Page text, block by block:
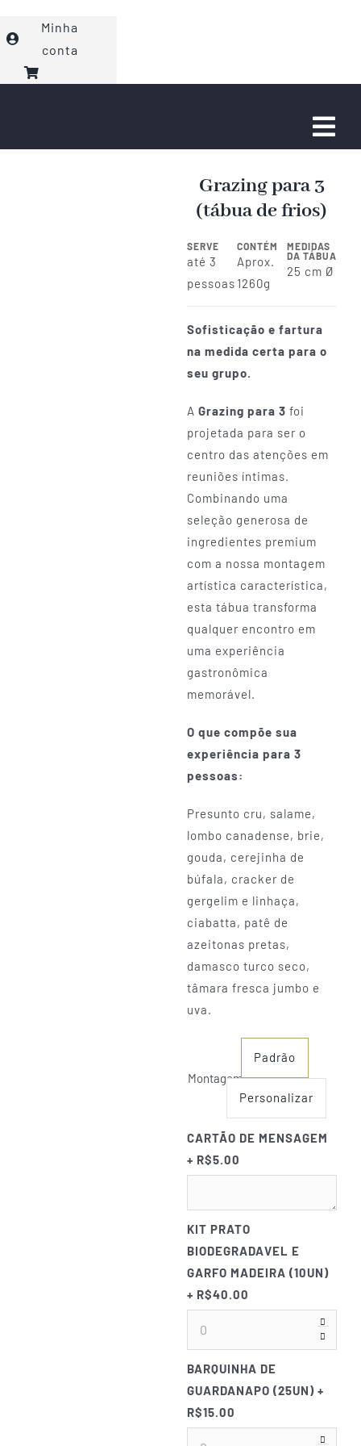
para
conteúdo
Minha
conta
Grazing para 3
(tábua de frios)
SERVE
até 3
pessoas
CONTÉM
Aprox.
1260g
MEDIDAS
DA TÁBUA
25 cm Ø
Sofisticação e fartura
na medida certa para o
seu grupo.
A Grazing para 3 foi
projetada para ser o
centro das atenções em
reuniões íntimas.
Combinando uma
seleção generosa de
ingredientes premium
com a nossa montagem
artística característica,
esta tábua transforma
qualquer encontro em
uma experiência
gastronômica
memorável.
O que compõe sua
experiência para 3
pessoas:
Presunto cru, salame,
lombo canadense, brie,
gouda, cerejinha de
búfala, cracker de
gergelim e linhaça,
ciabatta, patê de
azeitonas pretas,
damasco turco seco,
tâmara fresca jumbo e
uva.
Montagem
Padrão
Personalizar
CARTÃO DE MENSAGEM
+ R$5.00
KIT PRATO
BIODEGRADAVEL E
GARFO MADEIRA (10UN)
+ R$40.00
BARQUINHA DE
GUARDANAPO (25UN) +
R$15.00